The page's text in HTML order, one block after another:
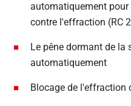
automatiquement
contre l'effraction (RC
Le pêne dormant de la
automatiquement
Blocage de l'effraction